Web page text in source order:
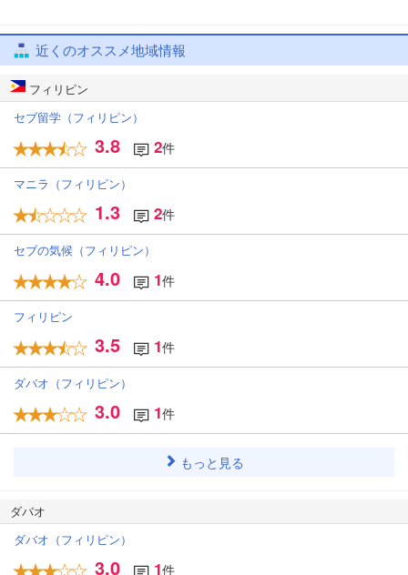
近くのオススメ地域情報
フィリピン
セブ留学（フィリピン）
3.8 2件
マニラ（フィリピン）
1.3 2件
セブの気候（フィリピン）
4.0 1件
フィリピン
3.5 1件
ダバオ（フィリピン）
3.0 1件
もっと見る
ダバオ
ダバオ（フィリピン）
3.0 1件